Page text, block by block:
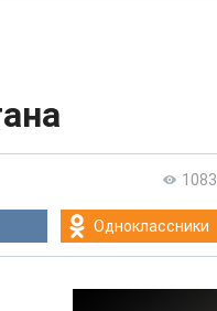
1083
Одноклассники